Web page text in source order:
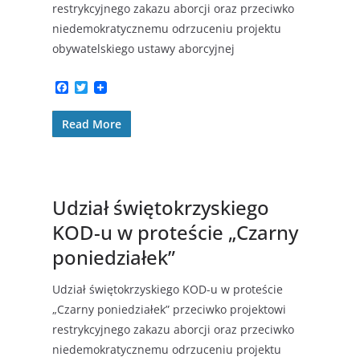
restrykcyjnego zakazu aborcji oraz przeciwko
niedemokratycznemu odrzuceniu projektu
obywatelskiego ustawy aborcyjnej
F
c
e
b
T
i
t
t
Read More
Udział świętokrzyskiego
KOD-u w proteście „Czarny
poniedziałek”
Udział świętokrzyskiego KOD-u w proteście
„Czarny poniedziałek” przeciwko projektowi
restrykcyjnego zakazu aborcji oraz przeciwko
niedemokratycznemu odrzuceniu projektu